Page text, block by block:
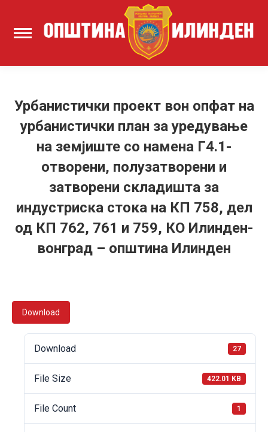
Урбанистички проект вон опфат на
урбанистички план за уредување
на земјиште со намена Г4.1-
отворени, полузатворени и
затворени складишта за
индустриска стока на КП 758, дел
од КП 762, 761 и 759, КО Илинден-
вонград – општина Илинден
Download
Download 27
File Size 422.01 KB
File Count 1